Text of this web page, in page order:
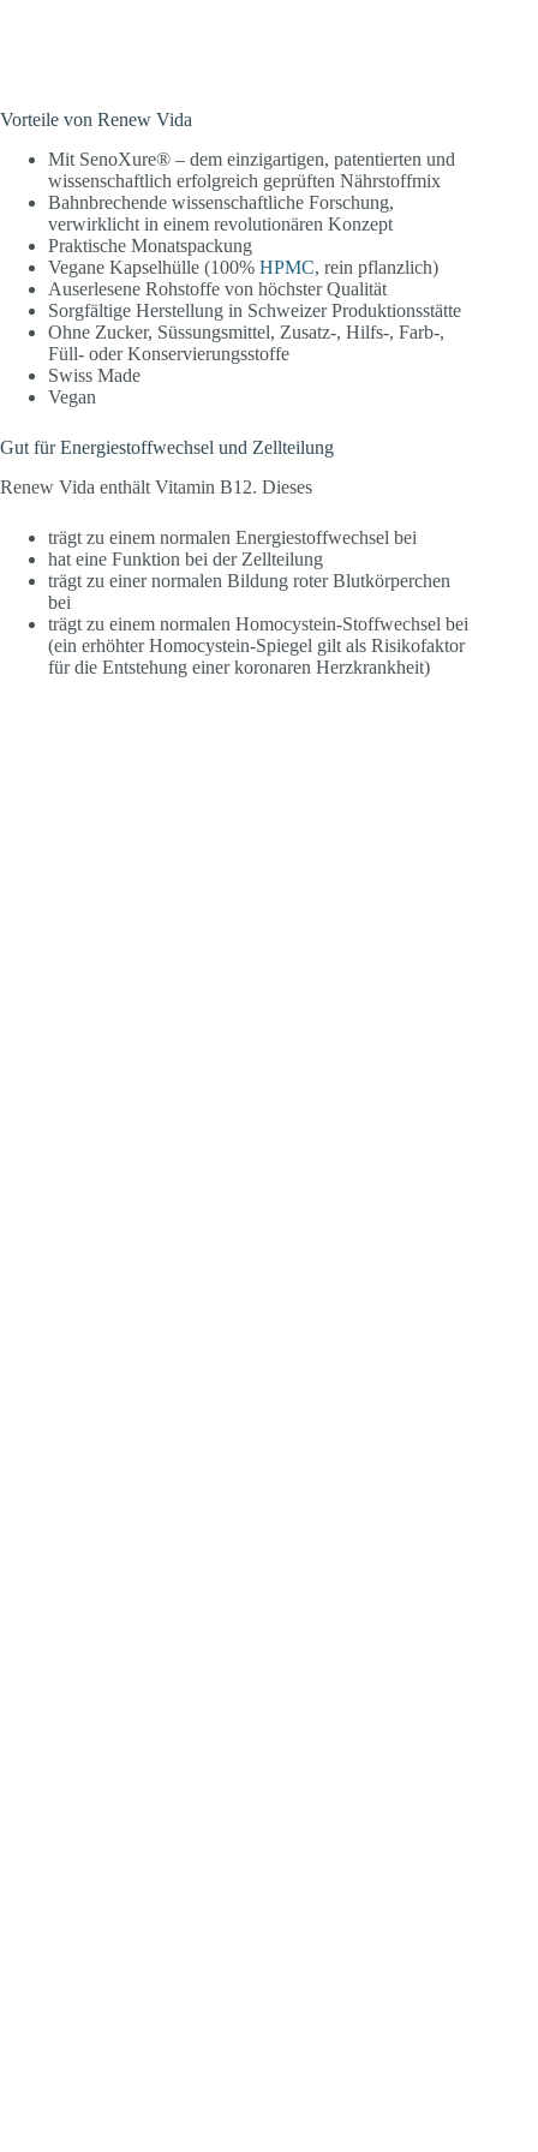
Vorteile von Renew Vida
Mit SenoXure® – dem einzigartigen, patentierten und
wissenschaftlich erfolgreich geprüften Nährstoffmix
Bahnbrechende wissenschaftliche Forschung,
verwirklicht in einem revolutionären Konzept
Praktische Monatspackung
Vegane Kapselhülle (100% HPMC, rein pflanzlich)
Auserlesene Rohstoffe von höchster Qualität
Sorgfältige Herstellung in Schweizer Produktionsstätte
Ohne Zucker, Süssungsmittel, Zusatz-, Hilfs-, Farb-,
Füll- oder Konservierungsstoffe
Swiss Made
Vegan
Gut für Energiestoffwechsel und Zellteilung
Renew Vida enthält Vitamin B12. Dieses
trägt zu einem normalen Energiestoffwechsel bei
hat eine Funktion bei der Zellteilung
trägt zu einer normalen Bildung roter Blutkörperchen
bei
trägt zu einem normalen Homocystein-Stoffwechsel bei
(ein erhöhter Homocystein-Spiegel gilt als Risikofaktor
für die Entstehung einer koronaren Herzkrankheit)